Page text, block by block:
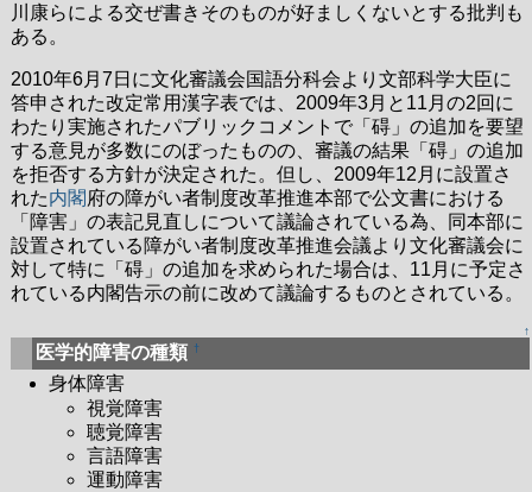
川康らによる交ぜ書きそのものが好ましくないとする批判も
ある。
2010年6月7日に文化審議会国語分科会より文部科学大臣に
答申された改定常用漢字表では、2009年3月と11月の2回に
わたり実施されたパブリックコメントで「碍」の追加を要望
する意見が多数にのぼったものの、審議の結果「碍」の追加
を拒否する方針が決定された。但し、2009年12月に設置さ
れた内閣 府の障がい者制度改革推進本部で公文書における
「障害」の表記見直しについて議論されている為、同本部に
設置されている障がい者制度改革推進会議より文化審議会に
対して特に「碍」の追加を求められた場合は、11月に予定さ
れている内閣告示の前に改めて議論するものとされている。
↑
医学的障害の種類 †
身体障害
視覚障害
聴覚障害
言語障害
運動障害